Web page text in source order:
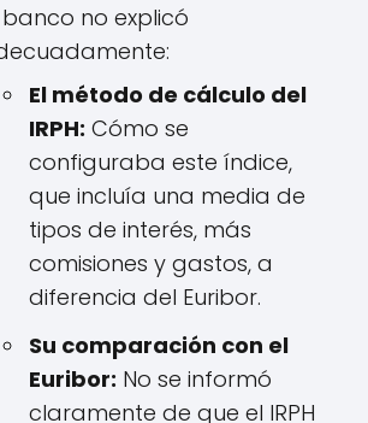
no explicó
El método de cálculo del
IRPH: Cómo se
configuraba este índice,
que incluía una media de
tipos de interés, más
comisiones y gastos, a
diferencia del Euribor.
Su comparación con el
Euribor: No se informó
claramente de que el IRPH